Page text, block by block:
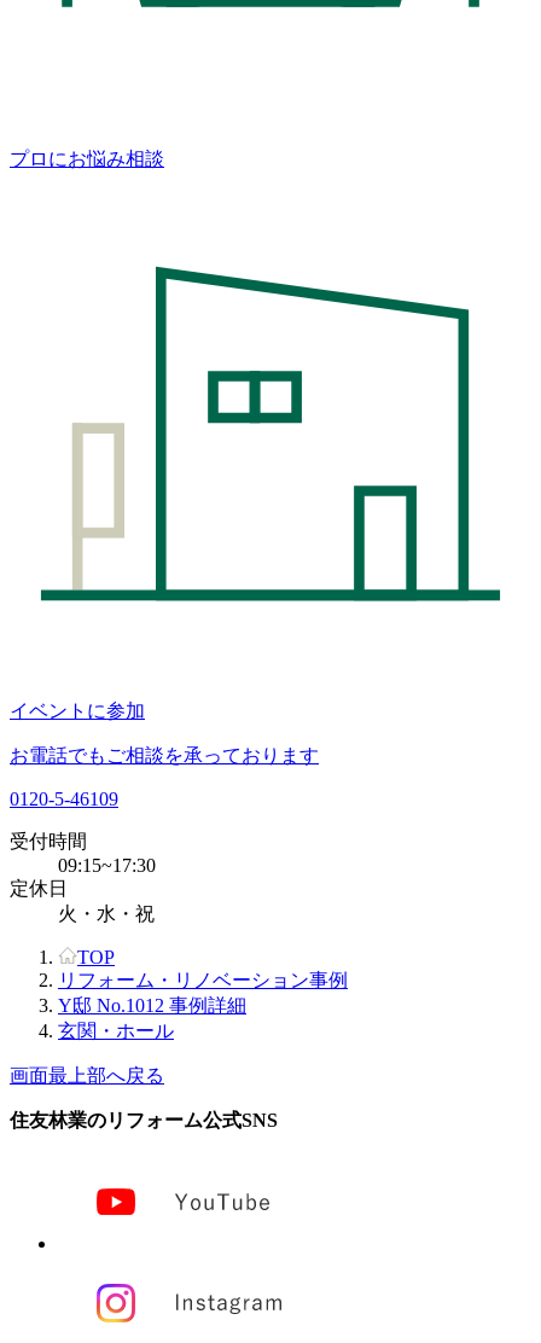
プロにお悩み相談
イベントに参加
お電話でもご相談を承っております
0120-5-46109
受付時間
09:15~17:30
定休日
火・水・祝
TOP
リフォーム・リノベーション事例
Y邸 No.1012 事例詳細
玄関・ホール
画面最上部へ戻る
住友林業のリフォーム公式SNS